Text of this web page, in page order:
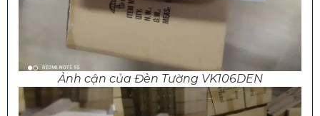
Ảnh cận của Đèn Tường VK106DEN